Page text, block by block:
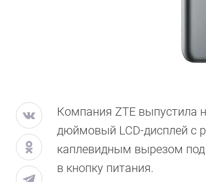
Компания ZTE выпустила
дюймовый LCD-дисплей с
каплевидным вырезом
в кнопку питания.